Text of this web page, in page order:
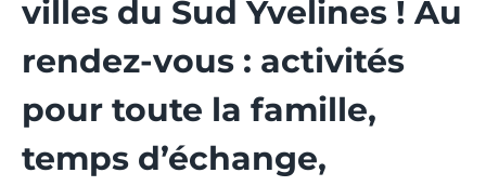
villes du Sud Yvelines ! Au
rendez-vous : activités
pour toute la famille,
temps d’échange,